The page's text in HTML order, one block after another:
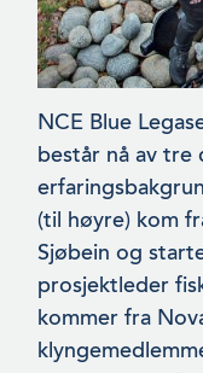
NCE Blue
består nå av tre
(til høyre) kom
Sjøbein og
prosjektleder
kommer fra